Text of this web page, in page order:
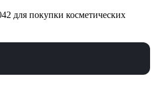
для покупки косметических